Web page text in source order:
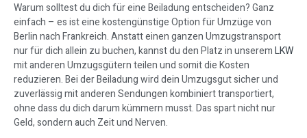
Warum solltest du dich für eine Beiladung entscheiden? Ganz
einfach – es ist eine kostengünstige Option für Umzüge von
Berlin nach Frankreich. Anstatt einen ganzen Umzugstransport
nur für dich allein zu buchen, kannst du den Platz in unseremLKW
mit anderen Umzugsgütern teilen und somit die Kosten
reduzieren. Bei der Beiladung wird dein Umzugsgut sicher und
zuverlässig mit anderen Sendungen kombiniert transportiert,
ohne dass du dich darum kümmern musst. Das spart nicht nur
Geld, sondern auch Zeit und Nerven.